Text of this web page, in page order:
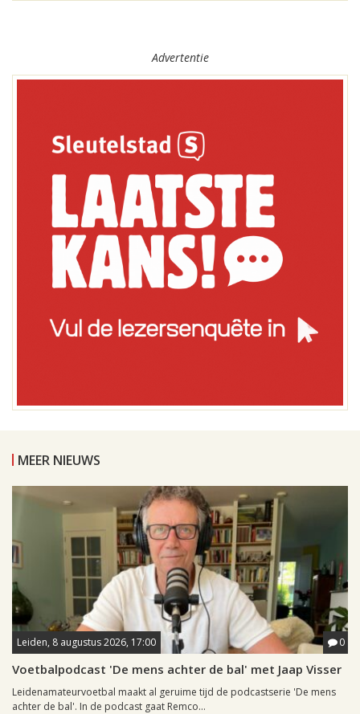
Advertentie
MEER NIEUWS
Leiden, 8 augustus 2026, 17:00 0
Voetbalpodcast 'De mens achter de bal' met Jaap Visser
Leidenamateurvoetbal maakt al geruime tijd de podcastserie 'De mens
achter de bal'. In de podcast gaat Remco...